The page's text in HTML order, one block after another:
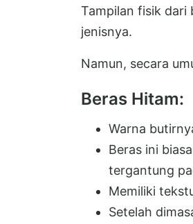
Tampilan fisik dari
jenisnya.
Namun, secara
Beras Hitam:
Warna
Beras ini
tergantung
Memiliki
Setelah